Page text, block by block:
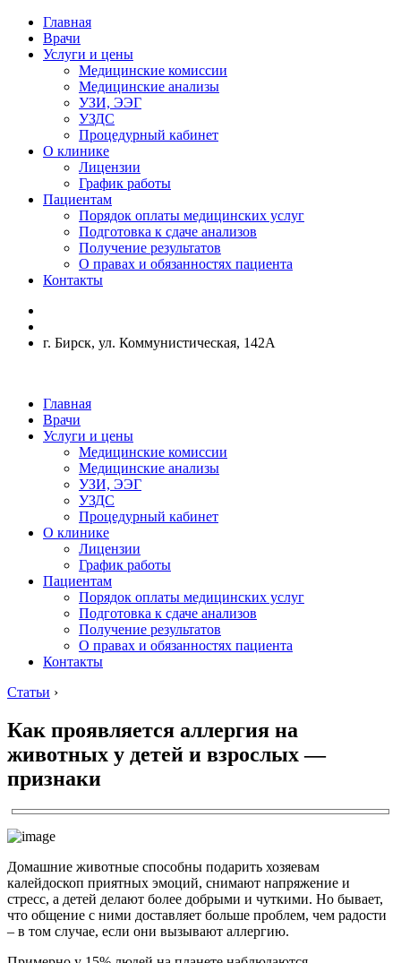
Главная
Врачи
Услуги и цены
Медицинские комиссии
Медицинские анализы
УЗИ, ЭЭГ
УЗДС
Процедурный кабинет
О клинике
Лицензии
График работы
Пациентам
Порядок оплаты медицинских услуг
Подготовка к сдаче анализов
Получение результатов
О правах и обязанностях пациента
Контакты
г. Бирск, ул. Коммунистическая, 142А
Главная
Врачи
Услуги и цены
Медицинские комиссии
Медицинские анализы
УЗИ, ЭЭГ
УЗДС
Процедурный кабинет
О клинике
Лицензии
График работы
Пациентам
Порядок оплаты медицинских услуг
Подготовка к сдаче анализов
Получение результатов
О правах и обязанностях пациента
Контакты
Статьи ›
Как проявляется аллергия на
животных у детей и взрослых —
признаки
Домашние животные способны подарить хозяевам
калейдоскоп приятных эмоций, снимают напряжение и
стресс, а детей делают более добрыми и чуткими. Но бывает,
что общение с ними доставляет больше проблем, чем радости
– в том случае, если они вызывают аллергию.